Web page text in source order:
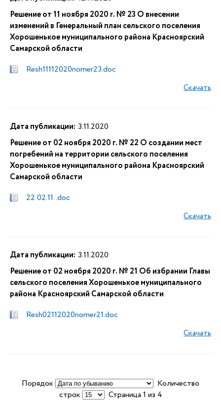
Решение от 11 ноября 2020 г. № 23 О внесении
изменений в Генеральный план сельского поселения
Хорошенькое муниципального района Красноярский
Самарской области
Resh11112020nomer23.doc
Скачать
Дата публикации: 3.11.2020
Решение от 02 ноября 2020 г. № 22 О создании мест
погребений на территории сельского поселения
Хорошенькое муниципального района Красноярский
Самарской области
22 02.11. .doc
Скачать
Дата публикации: 3.11.2020
Решение от 02 ноября 2020 г. № 21 Об избрании Главы
сельского поселения Хорошенькое муниципального
района Красноярский Самарской области
Resh02112020nomer21.doc
Скачать
Порядок
Количество
строк
Страница 1 из 4